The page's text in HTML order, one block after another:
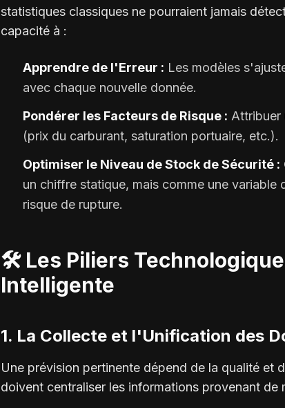
statistiques classiques ne pourraient jamais
capacité à :
Apprendre de l'Erreur : Les modèles
avec chaque nouvelle donnée.
Pondérer les Facteurs de Risque : Attribuer
(prix du carburant, saturation portuaire, etc.).
Optimiser le Niveau de Stock de Sécurité :
un chiffre statique, mais comme une
risque de rupture.
🛠️ Les Piliers
Intelligente
1. La Collecte et l'Unification des
Une prévision pertinente dépend de la qualité et
doivent centraliser les informations provenant de